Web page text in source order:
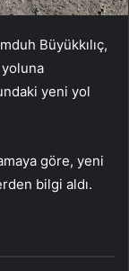
Büyükkılıç,
yeni yol
göre, yeni
bilgi aldı.